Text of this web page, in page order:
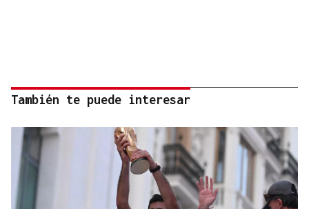
También te puede interesar